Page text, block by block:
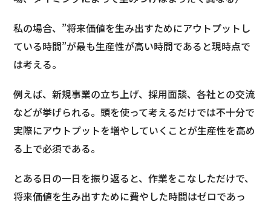
私の場合、”将来価値を生み出すためにアウトプットし
ている時間”が最も生産性が高い時間であると現時点で
は考える。
例えば、新規事業の立ち上げ、採用面談、各社との交流
などが挙げられる。頭を使って考えるだけでは不十分で
実際にアウトプットを増やしていくことが生産性を高め
る上で必須である。
とある日の一日を振り返ると、作業をこなしただけで、
将来価値を生み出すために費やした時間はゼロであっ